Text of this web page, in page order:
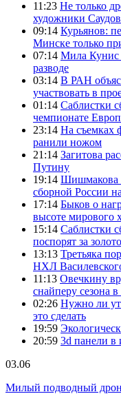
11:23 Не только
художники
09:14 Курьянов:
Минске только
07:14 Мила Кунис
разводе
03:14 В РАН
участвовать в
01:14 Саблистки
чемпионате
23:14 На съемках
ранили ножом
21:14 Загитова
Путину
19:14 Шишмакова
сборной России
17:14 Быков о
высоте мирового
15:14 Саблистки
поспорят за
13:13 Третьяка
НХЛ
11:13 Овечкину
снайперу сезона
02:26 Нужно ли
это сделать
19:59
20:59 3d панели в
03.06
Милый подводный